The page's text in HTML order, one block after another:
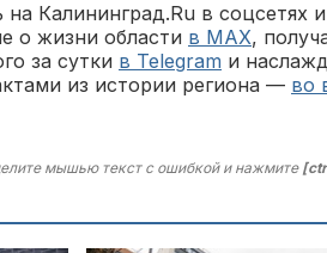
Калининград.Ru в соцсетях
о жизни области в MAX,
за сутки в Telegram и
из истории региона — во
мышью текст с ошибкой и нажмите